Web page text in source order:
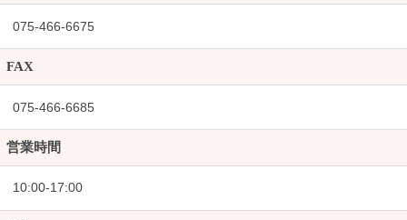
075-466-6675
FAX
075-466-6685
営業時間
10:00-17:00